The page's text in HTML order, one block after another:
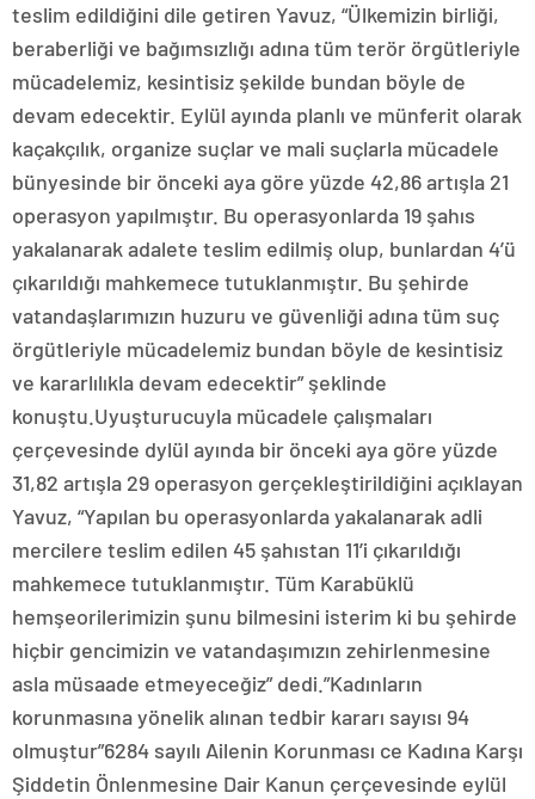
teslim edildiğini dile getiren Yavuz, “Ülkemizin birliği,
beraberliği ve bağımsızlığı adına tüm terör örgütleriyle
mücadelemiz, kesintisiz şekilde bundan böyle de
devam edecektir. Eylül ayında planlı ve münferit olarak
kaçakçılık, organize suçlar ve mali suçlarla mücadele
bünyesinde bir önceki aya göre yüzde 42,86 artışla 21
operasyon yapılmıştır. Bu operasyonlarda 19 şahıs
yakalanarak adalete teslim edilmiş olup, bunlardan 4’ü
çıkarıldığı mahkemece tutuklanmıştır. Bu şehirde
vatandaşlarımızın huzuru ve güvenliği adına tüm suç
örgütleriyle mücadelemiz bundan böyle de kesintisiz
ve kararlılıkla devam edecektir” şeklinde
konuştu.Uyuşturucuyla mücadele çalışmaları
çerçevesinde dylül ayında bir önceki aya göre yüzde
31,82 artışla 29 operasyon gerçekleştirildiğini açıklayan
Yavuz, “Yapılan bu operasyonlarda yakalanarak adli
mercilere teslim edilen 45 şahıstan 11’i çıkarıldığı
mahkemece tutuklanmıştır. Tüm Karabüklü
hemşeorilerimizin şunu bilmesini isterim ki bu şehirde
hiçbir gencimizin ve vatandaşımızın zehirlenmesine
asla müsaade etmeyeceğiz” dedi.”Kadınların
korunmasına yönelik alınan tedbir kararı sayısı 94
olmuştur”6284 sayılı Ailenin Korunması ce Kadına Karşı
Şiddetin Önlenmesine Dair Kanun çerçevesinde eylül